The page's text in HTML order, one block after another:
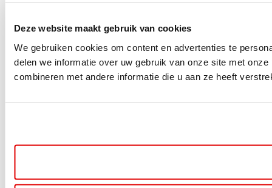
Deze website maakt gebruik van cookies
We gebruiken cookies om content en advertenties te
delen we informatie over uw gebruik van onze site met
combineren met andere informatie die u aan ze heeft